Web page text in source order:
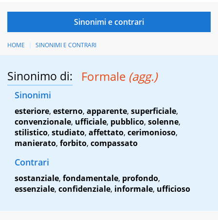
HOME SINONIMI E CONTRARI
Sinonimo di: Formale (agg.)
Sinonimi
esteriore, esterno, apparente, superficiale,
convenzionale, ufficiale, pubblico, solenne,
stilistico, studiato, affettato, cerimonioso,
manierato, forbito, compassato
Contrari
sostanziale, fondamentale, profondo,
essenziale, confidenziale, informale, ufficioso